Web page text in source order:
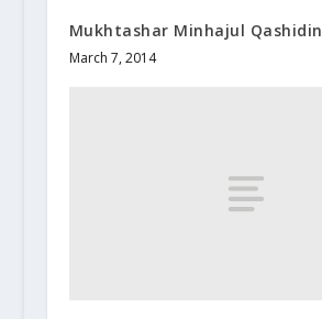
Mukhtashar Minhajul Qashidin
March 7, 2014